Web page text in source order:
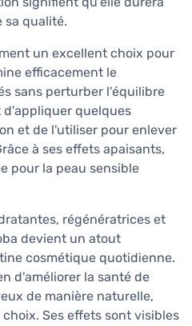
sa qualité.
un excellent choix pour
efficacement le
sans perturber l'équilibre
d'appliquer quelques
et de l'utiliser pour enlever
à ses effets apaisants,
pour la peau sensible
régénératrices et
devient un atout
cosmétique quotidienne.
d'améliorer la santé de
de manière naturelle,
Ses effets sont visibles